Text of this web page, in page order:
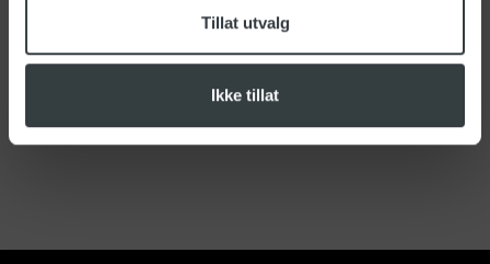
Tillat utvalg
Ikke tillat